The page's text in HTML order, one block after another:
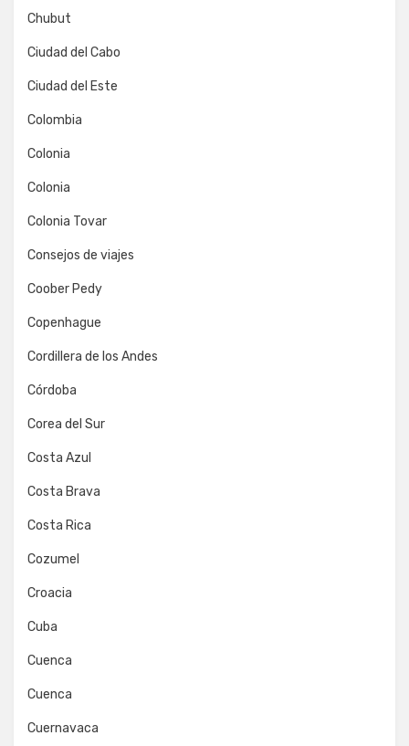
Chubut
Ciudad del Cabo
Ciudad del Este
Colombia
Colonia
Colonia
Colonia Tovar
Consejos de viajes
Coober Pedy
Copenhague
Cordillera de los Andes
Córdoba
Corea del Sur
Costa Azul
Costa Brava
Costa Rica
Cozumel
Croacia
Cuba
Cuenca
Cuenca
Cuernavaca